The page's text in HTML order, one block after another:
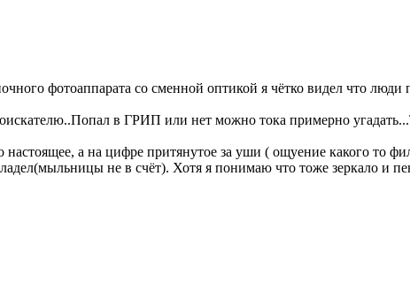
фотоаппарата со сменной оптикой я чётко видел что
в ГРИП или нет можно тока примерно
а на цифре притянутое за уши ( ощуение какого то
не в счёт). Хотя я понимаю что тоже зеркало и